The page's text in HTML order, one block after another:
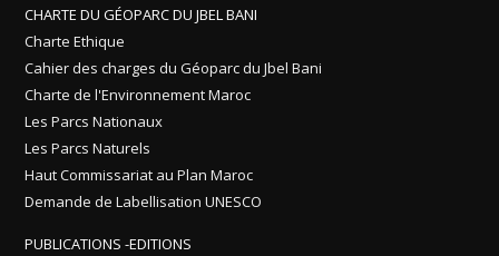
CHARTE DU GÉOPARC DU JBEL BANI
Charte Ethique
Cahier des charges du Géoparc du Jbel Bani
Charte de l'Environnement Maroc
Les Parcs Nationaux
Les Parcs Naturels
Haut Commissariat au Plan Maroc
Demande de Labellisation UNESCO
PUBLICATIONS -EDITIONS